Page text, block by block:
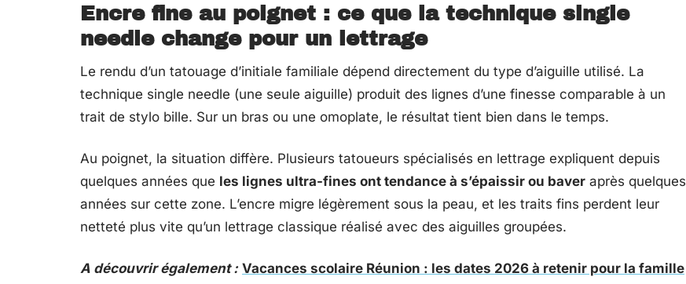
Encre fine au poignet : ce que la technique single
needle change pour un lettrage
Le rendu d’un tatouage d’initiale familiale dépend directement du type d’aiguille utilisé. La
technique single needle (une seule aiguille) produit des lignes d’une finesse comparable à un
trait de stylo bille. Sur un bras ou une omoplate, le résultat tient bien dans le temps.
Au poignet, la situation diffère. Plusieurs tatoueurs spécialisés en lettrage expliquent depuis
quelques années que les lignes ultra-fines ont tendance à s’épaissir ou baver après quelques
années sur cette zone. L’encre migre légèrement sous la peau, et les traits fins perdent leur
netteté plus vite qu’un lettrage classique réalisé avec des aiguilles groupées.
A découvrir également : Vacances scolaire Réunion : les dates 2026 à retenir pour la famille